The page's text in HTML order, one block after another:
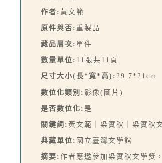
作者: 黃文範
原件與否: 重製品
藏品層次: 單件
數量單位: 11張共11頁
尺寸大小(長*寬*高): 29.7*21cm
數位化類別: 影像(圖片)
是否數位化: 是
關鍵詞: 黃文範｜梁實秋｜梁實秋
典藏單位: 國立臺灣文學館
摘要: 作者應邀參加梁實秋文學獎